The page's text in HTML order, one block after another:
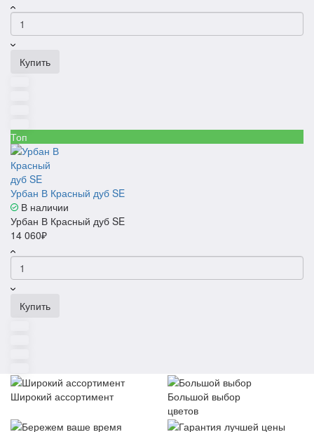
Купить
Топ
Урбан В Красный дуб SE
В наличии
Урбан В Красный дуб SE
14 060₽
Купить
Широкий ассортимент
Большой выбор
цветов